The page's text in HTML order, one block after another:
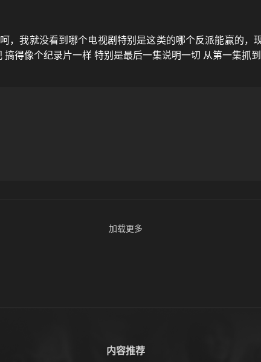
，我就没看到哪个电视剧特别是这类的哪个反派能赢的
得像个纪录片一样 特别是最后一集说明一切 从第一集抓
加载更多
内容推荐